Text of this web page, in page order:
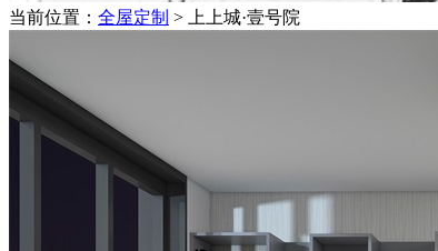
当前位置： 全屋定制 > 上上城·壹号院